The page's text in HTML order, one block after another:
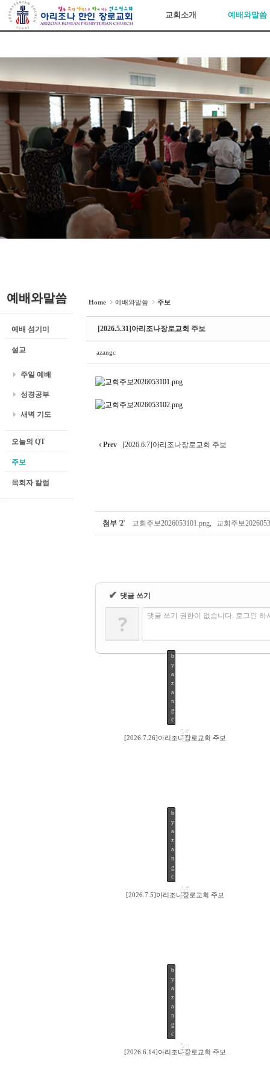
아리조나장로교회
교회소개 예배와말씀
예배와말씀
예배 섬기미
설교
주일 예배
성경공부
새벽 기도
오늘의 QT
주보
목회자 칼럼
Home 예배와말씀 주보
[2026.5.31]아리조나장로교회 주보
azangc
Prev [2026.6.7]아리조나장로교회 주보
첨부 '2' 교회주보2026053101.png 교회주보
✔ 댓글 쓰기
? 댓글 쓰기 권한이 없습니다. 로그인 하
25
JUL
b
y
a
z
a
n
g
c
[2026.7.26]아리조나장로교회 주보
05
JUL
b
y
a
z
a
n
g
c
[2026.7.5]아리조나장로교회 주보
21
JUN
b
y
a
z
a
n
g
c
[2026.6.14]아리조나장로교회 주보